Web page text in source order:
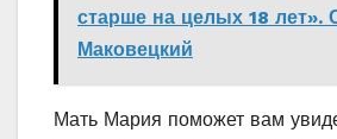
старше на целых 18 лет».
Маковецкий
Мать Мария поможет вам